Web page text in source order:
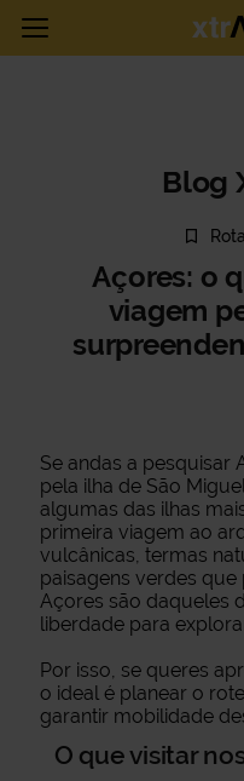
Blog
Açores: o
viagem
Se andas a pesquisar
pela ilha de São
algumas das ilhas
primeira viagem ao
vulcânicas, termas
paisagens verdes
Açores são daqueles
liberdade para
Por isso, se queres
o ideal é planear o
garantir mobilidade
O que visitar